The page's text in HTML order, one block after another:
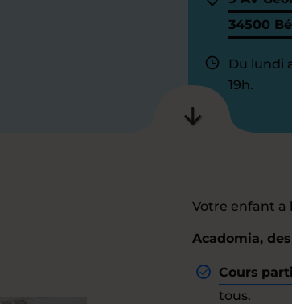
34500
Du lundi
19h.
Votre enfant a
Acadomia,
Cours
tous.